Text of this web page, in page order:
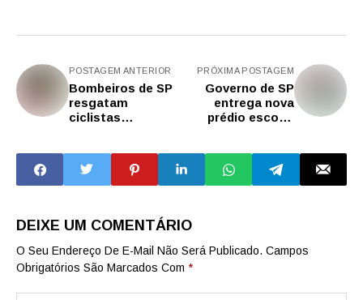
POSTAGEM ANTERIOR
Bombeiros de SP
resgatam
ciclistas
de mata em
Juquitiba
PRÓXIMA POSTAGEM
Governo de SP
entrega nova
prédio escolar
DEIXE UM COMENTÁRIO
O Seu Endereço De E-Mail Não Será Publicado. Campos
Obrigatórios São Marcados Com *